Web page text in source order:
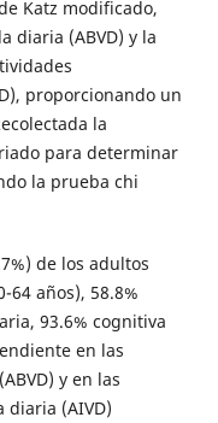
Katz modificado,
diaria (ABVD) y la
proporcionando un
la
para determinar
la prueba chi
de los adultos
64 años), 58.8%
93.6% cognitiva
en las
y en las
diaria (AIVD)